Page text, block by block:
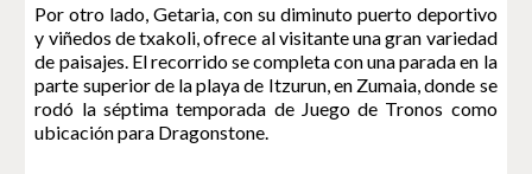
Por otro lado, Getaria, con su diminuto puerto deportivo
y viñedos de txakoli, ofrece al visitante una gran variedad
de paisajes. El recorrido se completa con una parada en la
parte superior de la playa de Itzurun, en Zumaia, donde se
rodó la séptima temporada de Juego de Tronos como
ubicación para Dragonstone.